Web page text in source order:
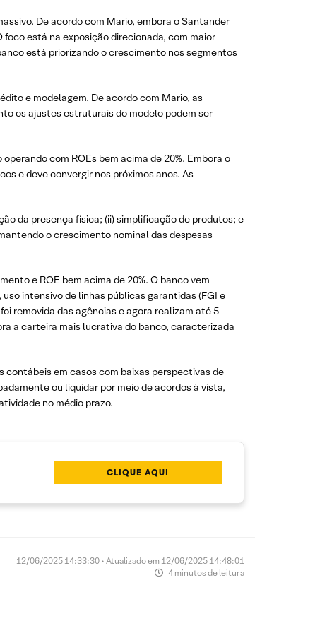
De acordo com Mario, embora o Santander
está na exposição direcionada, com maior
está priorizando o crescimento nos segmentos
e modelagem. De acordo com Mario, as
os ajustes estruturais do modelo podem ser
com ROEs bem acima de 20%. Embora o
e deve convergir nos próximos anos. As
da presença física; (ii) simplificação de produtos; e
o crescimento nominal das despesas
e ROE bem acima de 20%. O banco vem
intensivo de linhas públicas garantidas (FGI e
removida das agências e agora realizam até 5
a carteira mais lucrativa do banco, caracterizada
contábeis em casos com baixas perspectivas de
ou liquidar por meio de acordos à vista,
no médio prazo.
CLIQUE AQUI
12/06/2025 14:33:30 • Atualizado em 12/06/2025 14:48:01
4 minutos de leitura